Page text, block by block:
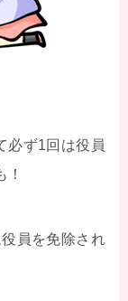
必ず1回は役員
員を免除され